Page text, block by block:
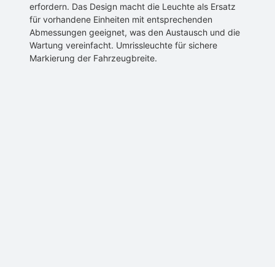
erfordern. Das Design macht die Leuchte als Ersatz
für vorhandene Einheiten mit entsprechenden
Abmessungen geeignet, was den Austausch und die
Wartung vereinfacht. Umrissleuchte für sichere
Markierung der Fahrzeugbreite.